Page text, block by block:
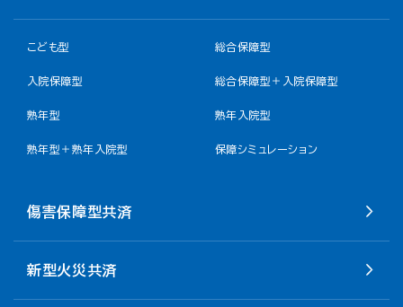
こども型 総合保障型
入院保障型 総合保障型＋入院保障型
熟年型 熟年入院型
熟年型＋熟年入院型 保障シミュレーション
傷害保障型共済
新型火災共済